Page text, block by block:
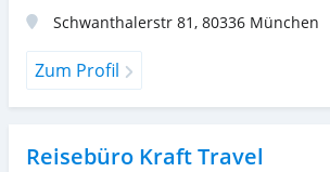
Schwanthalerstr 81 , 80336 München
Zum Profil
Reisebüro Kraft Travel